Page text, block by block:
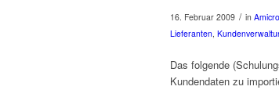
16. Februar 2009 / in
Lieferanten,
Das folgende
Kundendaten zu